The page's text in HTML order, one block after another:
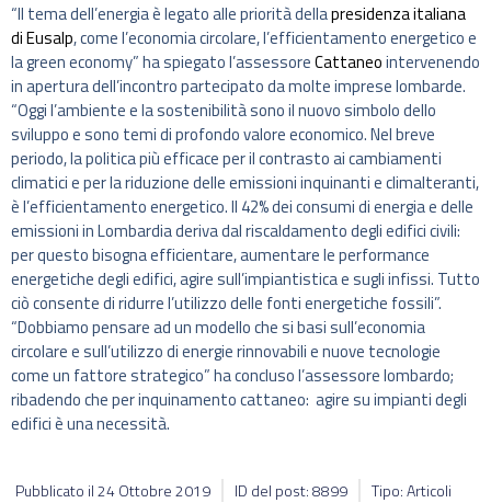
“Il tema dell’energia è legato alle priorità dellapresidenza italiana
di Eusalp, come l’economia circolare, l’efficientamento energetico e
la green economy” ha spiegato l’assessoreCattaneointervenendo
in apertura dell’incontro partecipato da molte imprese lombarde.
“Oggi l’ambiente e la sostenibilità sono il nuovo simbolo dello
sviluppo e sono temi di profondo valore economico. Nel breve
periodo, la politica più efficace per il contrasto ai cambiamenti
climatici e per la riduzione delle emissioni inquinanti e climalteranti,
è l’efficientamento energetico. Il 42% dei consumi di energia e delle
emissioni in Lombardia deriva dal riscaldamento degli edifici civili:
per questo bisogna efficientare, aumentare le performance
energetiche degli edifici, agire sull’impiantistica e sugli infissi. Tutto
ciò consente di ridurre l’utilizzo delle fonti energetiche fossili”.
“Dobbiamo pensare ad un modello che si basi sull’economia
circolare e sull’utilizzo di energie rinnovabili e nuove tecnologie
come un fattore strategico” ha concluso l’assessore lombardo;
ribadendo che per inquinamento cattaneo: agire su impianti degli
edifici è una necessità.
Pubblicato il24 Ottobre 2019 ID del post: 8899 Tipo: Articoli